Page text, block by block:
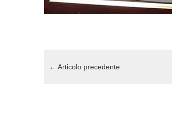
← Articolo precedente